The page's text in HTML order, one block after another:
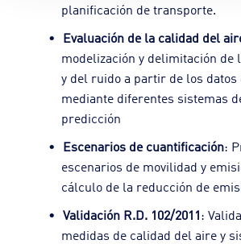
planificación de transporte.
Evaluación de la calidad del
modelización y delimitación de
y del ruido a partir de los datos
mediante diferentes sistemas
predicción
Escenarios de cuantificación:
escenarios de movilidad y
cálculo de la reducción de
Validación R.D. 102/2011:
medidas de calidad del aire y